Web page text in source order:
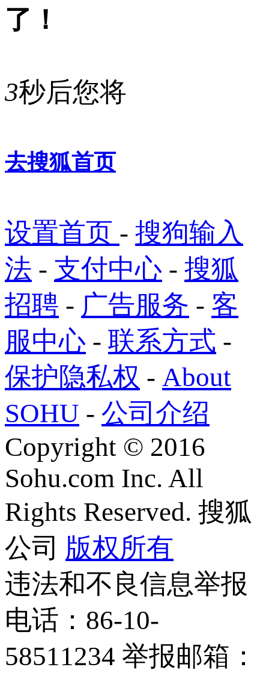
了！
3秒后您将
去搜狐首页
设置首页 - 搜狗输入
法 - 支付中心 - 搜狐
招聘 - 广告服务 - 客
服中心 - 联系方式 -
保护隐私权 - About
SOHU - 公司介绍
Copyright © 2016
Sohu.com Inc. All
Rights Reserved. 搜狐
公司 版权所有
违法和不良信息举报
电话：86-10-
58511234 举报邮箱：